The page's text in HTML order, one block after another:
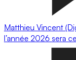
Matthieu Vincent
l’année 2026 sera